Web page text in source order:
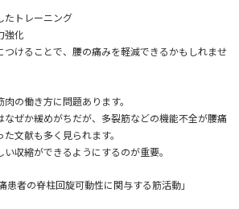
たトレーニング
強化
けることで、腰の痛みを軽減できるかもしれませ
の働き方に問題あります。
ぜか緩めがちだが、多裂筋などの機能不全が腰痛
文献も多く見られます。
収縮ができるようにするのが重要。
患者の脊柱回旋可動性に関与する筋活動」